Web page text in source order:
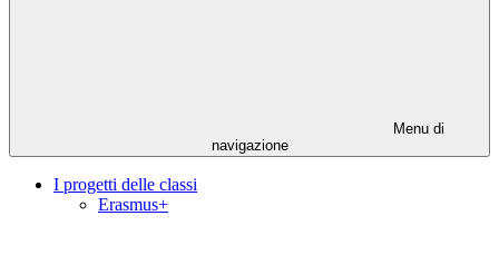
Menu di
navigazione
I progetti delle classi
Erasmus+